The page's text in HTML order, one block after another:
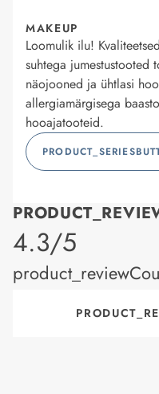
MAKEUP
Loomulik ilu!
suhtega jumestustooted
näojooned ja ühtlasi
allergiamärgisega
hooajatooteid.
product_rating
4.3/5